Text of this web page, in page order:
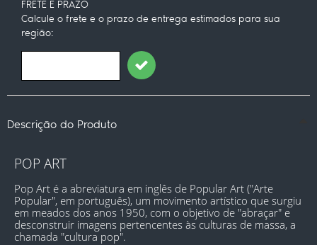
FRETE E PRAZO
Calcule o frete e o prazo de entrega estimados para sua
região:
Descrição do Produto
POP ART
Pop Art é a abreviatura em inglês de Popular Art ("Arte
Popular", em português), um movimento artístico que surgiu
em meados dos anos 1950, com o objetivo de "abraçar" e
desconstruir imagens pertencentes às culturas de massa, a
chamada "cultura pop".